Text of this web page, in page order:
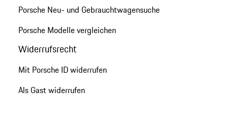
Porsche Neu- und Gebrauchtwagensuche
Porsche Modelle vergleichen
Widerrufsrecht
Mit Porsche ID widerrufen
Als Gast widerrufen